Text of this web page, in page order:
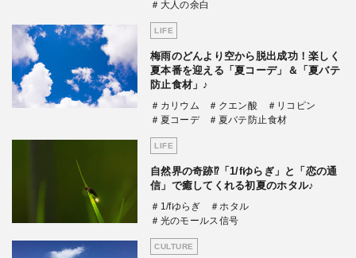
＃大人の余白
LIFE
梅雨のどんより空から脱出成功！楽しく
夏本番を迎える「夏コーデ」＆「夏バテ
防止食材」♪
＃カリウム ＃クエン酸
＃リコピン
＃夏コーデ
＃夏バテ防止食材
LIFE
自然界の奇跡⁉「1/fゆらぎ」と「恋の通
信」で癒してくれる初夏のホタル♪
＃1/fゆらぎ
＃ホタル
＃光のモールス信号
CULTURE